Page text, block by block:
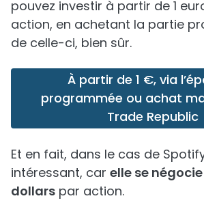
pouvez investir à partir de 1
action, en achetant la partie
de celle-ci, bien sûr.
À partir de 1 €, via
programmée ou achat
Trade Republic
Et en fait, dans le cas de
intéressant, car elle se
dollars par action.